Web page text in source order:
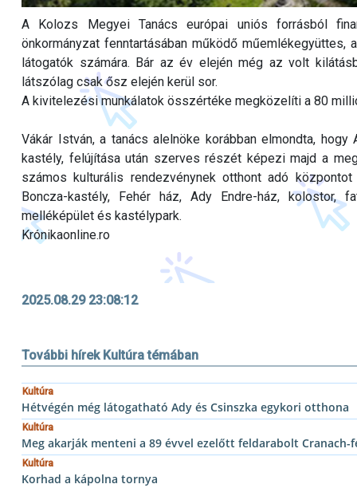
A Kolozs Megyei Tanács európai uniós forrásból
önkormányzat fenntartásában működő
látogatók számára. Bár az év elején még az volt
látszólag csak ősz elején kerül sor.
A kivitelezési munkálatok összértéke megközelíti a 80
Vákár István, a tanács alelnöke korábban elmondta,
kastély, felújítása után szerves részét képezi majd a
számos kulturális rendezvénynek otthont adó
Boncza-kastély, Fehér ház, Ady Endre-ház, kolostor,
melléképület és kastélypark.
Krónikaonline.ro
2025.08.29 23:08:12
További hírek Kultúra témában
Kultúra
Hétvégén még látogatható Ady és Csinszka egykori otthona
Kultúra
Meg akarják menteni a 89 évvel ezelőtt feldarabolt Cranach-
Kultúra
Korhad a kápolna tornya